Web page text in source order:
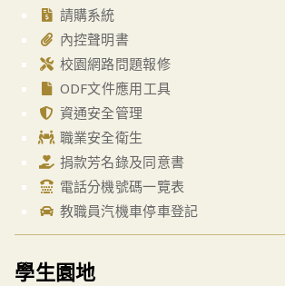
請購系統
內控聲明書
校園網路問題報修
ODF文件應用工具
資通安全管理
職業安全衛生
捐款芳名錄及同意書
電話分機號碼一覽表
教職員汽機車停車登記
學生園地